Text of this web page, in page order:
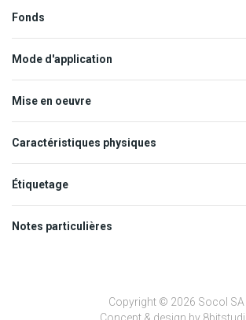
Fonds
Mode d'application
Mise en oeuvre
Caractéristiques physiques
Étiquetage
SGH07
Notes particulières
Copyright © 2026 Socol SA
Concept & design by